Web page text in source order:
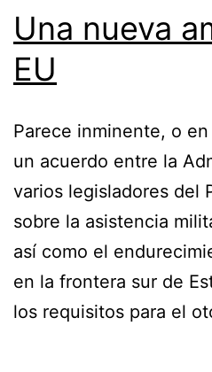
Una nueva
EU
Parece inminente, o
un acuerdo entre la
varios legisladores del
sobre la asistencia
así como el
en la frontera sur de
los requisitos para el